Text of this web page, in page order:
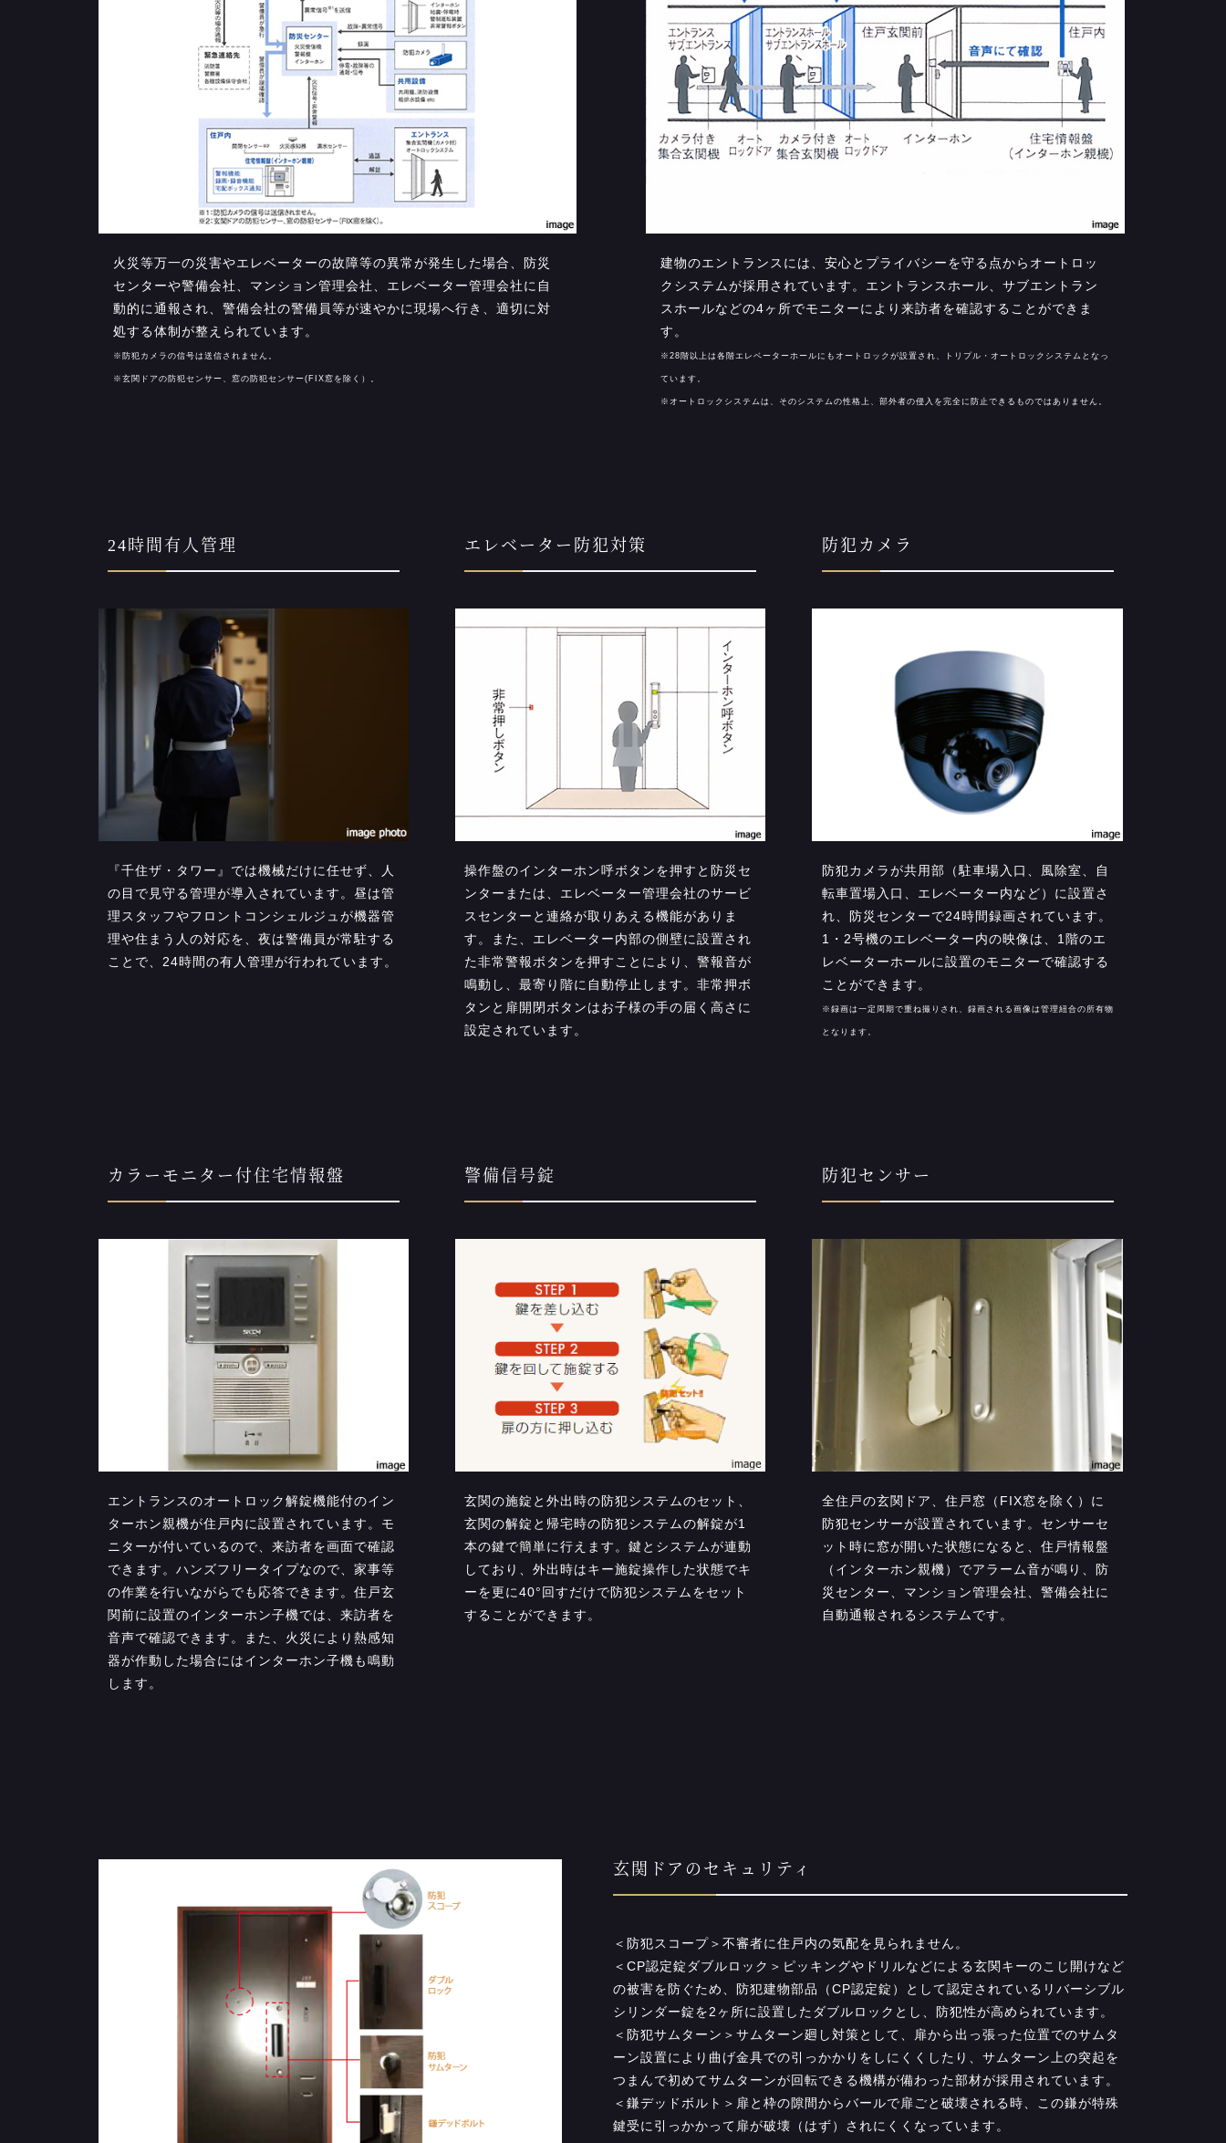
火災等万一の災害やエレベーターの故障等の異常が発生した場合、防災
センターや警備会社、マンション管理会社、エレベーター管理会社に自
動的に通報され、警備会社の警備員等が速やかに現場へ行き、適切に対
処する体制が整えられています。
※防犯カメラの信号は送信されません。
※玄関ドアの防犯センサー、窓の防犯センサー(FIX窓を除く）。
建物のエントランスには、安心とプライバシーを守る点からオートロッ
クシステムが採用されています。エントランスホール、サブエントラン
スホールなどの4ヶ所でモニターにより来訪者を確認することができま
す。
※28階以上は各階エレベーターホールにもオートロックが設置され、トリプル・オートロックシステムとなっ
ています。
※オートロックシステムは、そのシステムの性格上、部外者の侵入を完全に防止できるものではありません。
24時間有人管理
『千住ザ・タワー』では機械だけに任せず、人
の目で見守る管理が導入されています。昼は管
理スタッフやフロントコンシェルジュが機器管
理や住まう人の対応を、夜は警備員が常駐する
ことで、24時間の有人管理が行われています。
エレベーター防犯対策
操作盤のインターホン呼ボタンを押すと防災セ
ンターまたは、エレベーター管理会社のサービ
スセンターと連絡が取りあえる機能がありま
す。また、エレベーター内部の側壁に設置され
た非常警報ボタンを押すことにより、警報音が
鳴動し、最寄り階に自動停止します。非常押ボ
タンと扉開閉ボタンはお子様の手の届く高さに
設定されています。
防犯カメラ
防犯カメラが共用部（駐車場入口、風除室、自
転車置場入口、エレベーター内など）に設置さ
れ、防災センターで24時間録画されています。
1・2号機のエレベーター内の映像は、1階のエ
レベーターホールに設置のモニターで確認する
ことができます。
※録画は一定周期で重ね撮りされ、録画される画像は管理紐合の所有物
となります。
カラーモニター付住宅情報盤
エントランスのオートロック解錠機能付のイン
ターホン親機が住戸内に設置されています。モ
ニターが付いているので、来訪者を画面で確認
できます。ハンズフリータイプなので、家事等
の作業を行いながらでも応答できます。住戸玄
関前に設置のインターホン子機では、来訪者を
音声で確認できます。また、火災により熱感知
器が作動した場合にはインターホン子機も鳴動
します。
警備信号錠
玄関の施錠と外出時の防犯システムのセット、
玄関の解錠と帰宅時の防犯システムの解錠が1
本の鍵で簡単に行えます。鍵とシステムが連動
しており、外出時はキー施錠操作した状態でキ
ーを更に40°回すだけで防犯システムをセット
することができます。
防犯センサー
全住戸の玄関ドア、住戸窓（FIX窓を除く）に
防犯センサーが設置されています。センサーセ
ット時に窓が開いた状態になると、住戸情報盤
（インターホン親機）でアラーム音が鳴り、防
災センター、マンション管理会社、警備会社に
自動通報されるシステムです。
玄関ドアのセキュリティ
＜防犯スコープ＞不審者に住戸内の気配を見られません。
＜CP認定錠ダブルロック＞ピッキングやドリルなどによる玄関キーのこじ開けなど
の被害を防ぐため、防犯建物部品（CP認定錠）として認定されているリバーシブル
シリンダー錠を2ヶ所に設置したダブルロックとし、防犯性が高められています。
＜防犯サムターン＞サムターン廻し対策として、扉から出っ張った位置でのサムタ
ーン設置により曲げ金具での引っかかりをしにくくしたり、サムターン上の突起を
つまんで初めてサムターンが回転できる機構が備わった部材が採用されています。
＜鎌デッドボルト＞扉と枠の隙間からバールで扉ごと破壊される時、この鎌が特殊
鍵受に引っかかって扉が破壊（はず）されにくくなっています。